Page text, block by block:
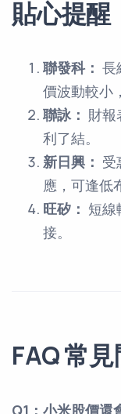
貼心提醒
聯發科： 長
價波動較小
聯詠： 財報
利了結。
新日興： 受
應，可逢低
旺矽： 短線
接。
FAQ 常
Q1：小米股價還